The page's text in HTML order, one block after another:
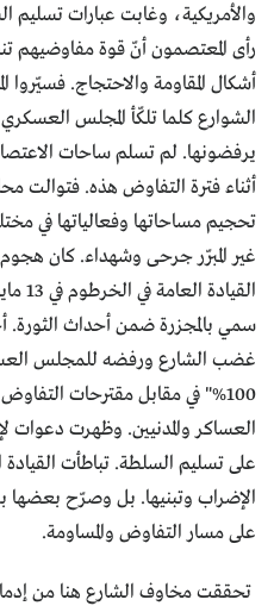
والأمريكية، وغابت عبارات تسليم
رأى المعتصمون أنّ قوة مفاوضيهم
أشكال المقاومة والاحتجاج. فسيّروا
الشوارع كلما تلكّأ المجلس
يرفضونها. لم تسلم ساحات
أثناء فترة التفاوض هذه. فتوالت
تحجيم مساحاتها وفعالياتها في
غير المبرّر جرحى وشهداء. كان
سمي بالمجزرة ضمن أحداث
غضب الشارع ورفضه للمجلس
100%" في مقابل مقترحات
العساكر والمدنيين. وظهرت دعوات
على تسليم السلطة. تباطأت
الإضراب وتبنيها. بل وصرّح بعضها
على مسار التفاوض والمساومة.
تحققت مخاوف الشارع هنا من